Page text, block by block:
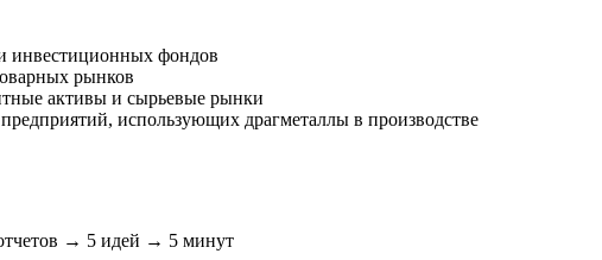
инвестиционных фондов
рынков
активы и сырьевые рынки
использующих драгметаллы в производстве
→ 5 идей → 5 минут